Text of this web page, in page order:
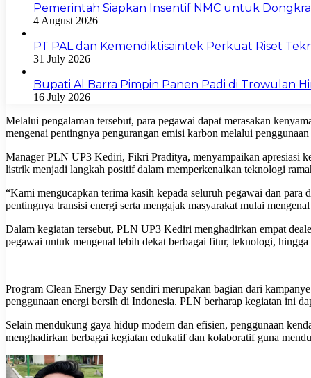
Pemerintah Siapkan Insentif NMC untuk
4 August 2026
PT PAL dan Kemendiktisaintek Perkuat Riset
31 July 2026
Bupati Al Barra Pimpin Panen Padi di Trowulan
16 July 2026
Melalui pengalaman tersebut, para pegawai dapat merasakan
mengenai pentingnya pengurangan emisi karbon melalui
Manager PLN UP3 Kediri, Fikri Praditya, menyampaikan apresiasi
listrik menjadi langkah positif dalam memperkenalkan teknologi
“Kami mengucapkan terima kasih kepada seluruh pegawai dan
pentingnya transisi energi serta mengajak masyarakat mulai
Dalam kegiatan tersebut, PLN UP3 Kediri menghadirkan empat
pegawai untuk mengenal lebih dekat berbagai fitur, teknologi,
Program Clean Energy Day sendiri merupakan bagian dari
penggunaan energi bersih di Indonesia. PLN berharap kegiatan ini
Selain mendukung gaya hidup modern dan efisien, penggunaan
menghadirkan berbagai kegiatan edukatif dan kolaboratif guna